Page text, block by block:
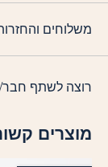
משלוחים
רוצה לשתף
מוצרים